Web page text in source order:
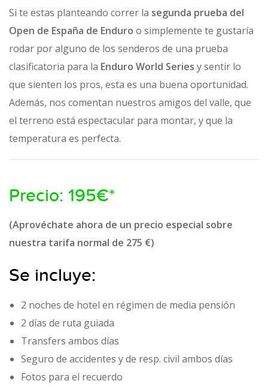
Si te estas planteando correr la segunda prueba del
Open de España de Enduro o simplemente te gustaría
rodar por alguno de los senderos de una prueba
clasificatoria para la Enduro World Series y sentir lo
que sienten los pros, esta es una buena oportunidad.
Además, nos comentan nuestros amigos del valle, que
el terreno está espectacular para montar, y que la
temperatura es perfecta.
Precio: 195€*
(Aprovéchate ahora de un precio especial sobre
nuestra ​tarifa normal de 275 €)
Se incluye:
2 noches de hotel en régimen de media pensión
2 días de ruta guiada
Transfers ambos días
Seguro de accidentes y de resp. civil ambos días
Fotos para el recuerdo